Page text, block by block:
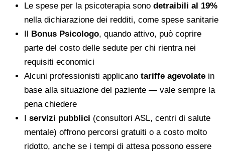
Le spese per la psicoterapia sono detraibili al 19%
nella dichiarazione dei redditi, come spese sanitarie
Il Bonus Psicologo, quando attivo, può coprire
parte del costo delle sedute per chi rientra nei
requisiti economici
Alcuni professionisti applicano tariffe agevolate in
base alla situazione del paziente — vale sempre la
pena chiedere
I servizi pubblici (consultori ASL, centri di salute
mentale) offrono percorsi gratuiti o a costo molto
ridotto, anche se i tempi di attesa possono essere